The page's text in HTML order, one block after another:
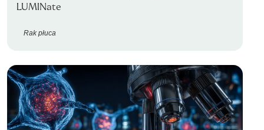
LUMINate
Rak płuca